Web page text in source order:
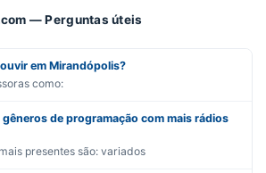
— Perguntas úteis
em Mirandópolis?
como:
de programação com mais rádios
presentes são: variados